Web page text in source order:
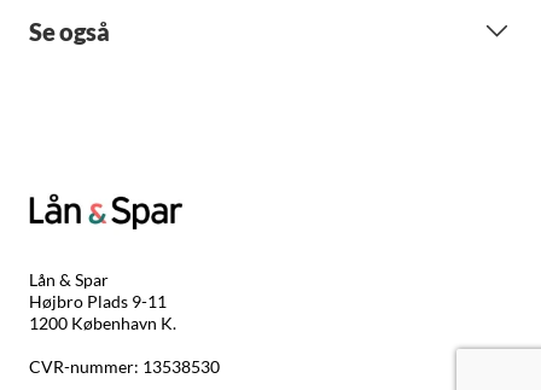
Se også
Lån & Spar
Højbro Plads 9-11
1200 København K.
CVR-nummer: 13538530